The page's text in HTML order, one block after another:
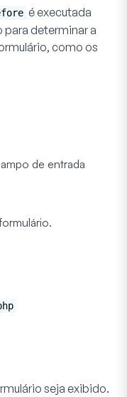
é executada
para determinar a
como os
de entrada
seja exibido.